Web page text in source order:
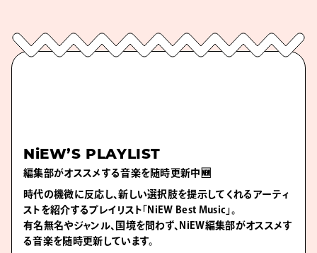
NiEW’S PLAYLIST
編集部がオススメする音楽を随時更新中🆕
時代の機微に反応し、新しい選択肢を提示してくれるアーティ
ストを紹介するプレイリスト「NiEW Best Music」。
有名無名やジャンル、国境を問わず、NiEW編集部がオススメす
る音楽を随時更新しています。